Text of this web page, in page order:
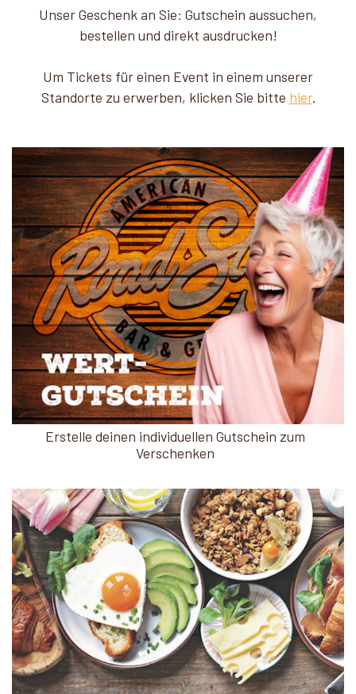
Unser Geschenk an Sie: Gutschein aussuchen,
bestellen und direkt ausdrucken!
Um Tickets für einen Event in einem unserer
Standorte zu erwerben, klicken Sie bitte hier.
Erstelle deinen individuellen Gutschein zum
Verschenken